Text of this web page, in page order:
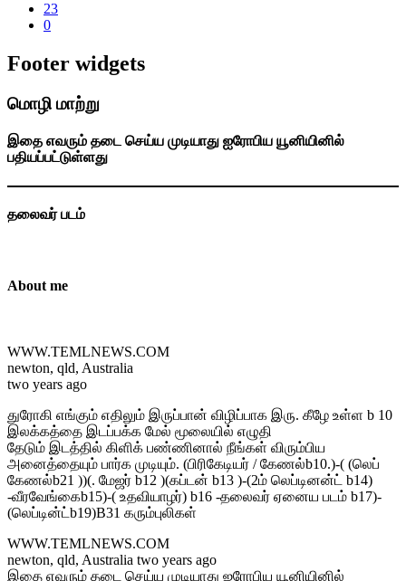
23
0
Footer widgets
மொழி மாற்று
இதை எவரும் தடை செய்ய முடியாது ஐரோபிய யூனியினில்
பதியப்பட்டுள்ளது
தலைவர் படம்
About me
WWW.TEMLNEWS.COM
newton, qld, Australia
two years ago
துரோகி எங்கும் எதிலும் இருப்பான் விழிப்பாக இரு. கீழே உள்ள b 10
இலக்கத்தை இடப்பக்க மேல் மூலையில் எழுதி
தேடும் இடத்தில் கிளிக் பண்ணினால் நீங்கள் விரும்பிய
அனைத்தையும் பார்க முடியும். (பிரிகேடியர் / கேணல்b10.)-( (லெப்
கேணல்b21 ))(. மேஜர் b12 )(கப்டன் b13 )-(2ம் லெப்டினன்ட் b14)
-வீரவேங்கைb15)-( உதவியாழர்) b16 -தலைவர் ஏனைய படம் b17)-
(லெப்டின்ட்b19)B31 கரும்புலிகள்
WWW.TEMLNEWS.COM
newton, qld, Australia two years ago
இதை எவரும் தடை செய்ய முடியாது ஐரோபிய யூனியினில்